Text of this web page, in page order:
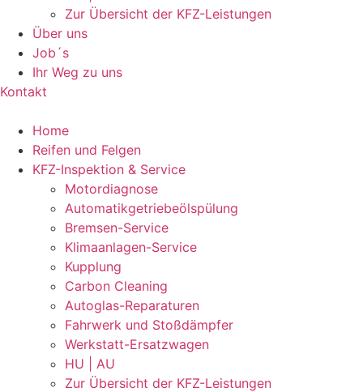
Zur Übersicht der KFZ-Leistungen
Über uns
Job´s
Ihr Weg zu uns
Kontakt
Home
Reifen und Felgen
KFZ-Inspektion & Service
Motordiagnose
Automatikgetriebeölspülung
Bremsen-Service
Klimaanlagen-Service
Kupplung
Carbon Cleaning
Autoglas-Reparaturen
Fahrwerk und Stoßdämpfer
Werkstatt-Ersatzwagen
HU | AU
Zur Übersicht der KFZ-Leistungen